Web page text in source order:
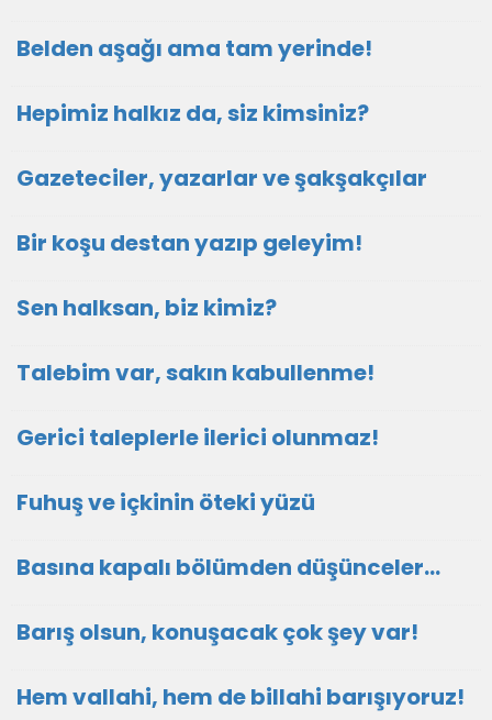
Belden aşağı ama tam yerinde!
Hepimiz halkız da, siz kimsiniz?
Gazeteciler, yazarlar ve şakşakçılar
Bir koşu destan yazıp geleyim!
Sen halksan, biz kimiz?
Talebim var, sakın kabullenme!
Gerici taleplerle ilerici olunmaz!
Fuhuş ve içkinin öteki yüzü
Basına kapalı bölümden düşünceler…
Barış olsun, konuşacak çok şey var!
Hem vallahi, hem de billahi barışıyoruz!